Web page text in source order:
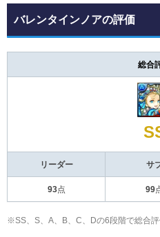
バレンタインノアの評価
総合
リーダー サ
93点 99
※SS、S、A、B、C、Dの6段階で総合